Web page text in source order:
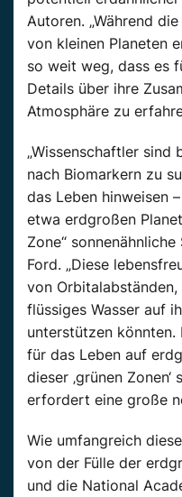
Autoren. „Während
von kleinen Planeten
so weit weg, dass es
Details über ihre
Atmosphäre zu
„Wissenschaftler sind
nach Biomarkern zu
das Leben hinweisen
etwa erdgroßen
Zone“
Ford. „Diese
von
flüssiges Wasser auf
unterstützen könnten.
für das Leben auf
dieser ‚grünen
erfordert eine große
Wie umfangreich
von der Fülle der
und die National